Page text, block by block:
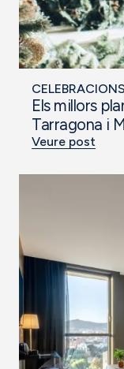
CELEBRACIONS
Els millors
Tarragona i
Veure post